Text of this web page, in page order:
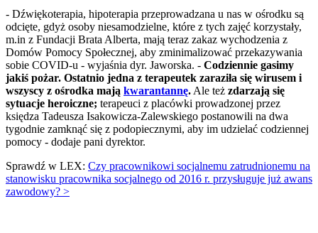
- Dźwiękoterapia, hipoterapia przeprowadzana u nas w ośrodku są
odcięte, gdyż osoby niesamodzielne, które z tych zajęć korzystały,
m.in z Fundacji Brata Alberta, mają teraz zakaz wychodzenia z
Domów Pomocy Społecznej, aby zminimalizować przekazywania
sobie COVID-u - wyjaśnia dyr. Jaworska. - Codziennie gasimy
jakiś pożar. Ostatnio jedna z terapeutek zaraziła się wirusem i
wszyscy z ośrodka mają kwarantannę.Ale też zdarzają się
sytuacje heroiczne; terapeuci z placówki prowadzonej przez
księdza Tadeusza Isakowicza-Zalewskiego postanowili na dwa
tygodnie zamknąć się z podopiecznymi, aby im udzielać codziennej
pomocy - dodaje pani dyrektor.
Sprawdź w LEX: Czy pracownikowi socjalnemu zatrudnionemu na
stanowisku pracownika socjalnego od 2016 r. przysługuje już awans
zawodowy? >